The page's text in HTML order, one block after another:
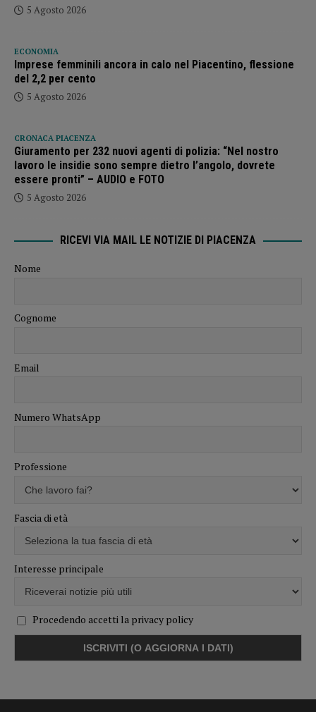
5 Agosto 2026
ECONOMIA
Imprese femminili ancora in calo nel Piacentino, flessione
del 2,2 per cento
5 Agosto 2026
CRONACA PIACENZA
Giuramento per 232 nuovi agenti di polizia: “Nel nostro
lavoro le insidie sono sempre dietro l’angolo, dovrete
essere pronti” – AUDIO e FOTO
5 Agosto 2026
RICEVI VIA MAIL LE NOTIZIE DI PIACENZA
Nome
Cognome
Email
Numero WhatsApp
Professione
Fascia di età
Interesse principale
Procedendo accetti la privacy policy